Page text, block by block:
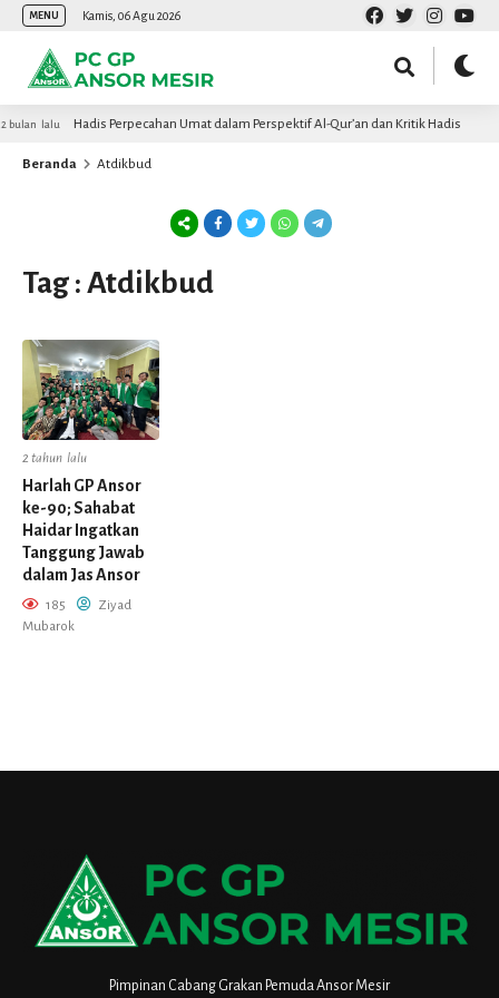
MENU Kamis, 06 Agu 2026
bulan lalu Hadis Perpecahan Umat dalam Perspektif Al-Qur’an dan Kritik Hadis
Beranda Atdikbud
Tag : Atdikbud
2 tahun lalu
Harlah GP Ansor
ke-90; Sahabat
Haidar Ingatkan
Tanggung Jawab
dalam Jas Ansor
185
Ziyad
Mubarok
Pimpinan Cabang Grakan Pemuda Ansor Mesir